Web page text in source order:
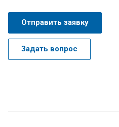
Отправить заявку
Задать вопрос